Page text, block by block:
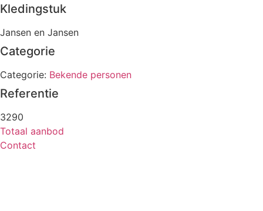
Kledingstuk
Jansen en Jansen
Categorie
Categorie: Bekende personen
Referentie
3290
Totaal aanbod
Contact